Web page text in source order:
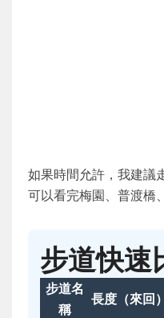
如果時間允許，我建議
可以看完梅園、普渡橋
步道快速
步道名
稱
長度（來回）